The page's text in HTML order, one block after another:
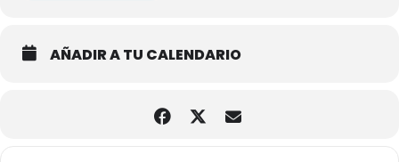
AÑADIR A TU CALENDARIO